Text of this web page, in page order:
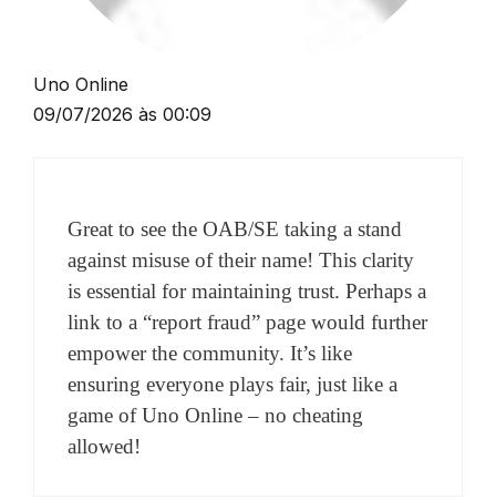
Uno Online
09/07/2026 às 00:09
Great to see the OAB/SE taking a stand
against misuse of their name! This clarity
is essential for maintaining trust. Perhaps a
link to a “report fraud” page would further
empower the community. It’s like
ensuring everyone plays fair, just like a
game of Uno Online – no cheating
allowed!